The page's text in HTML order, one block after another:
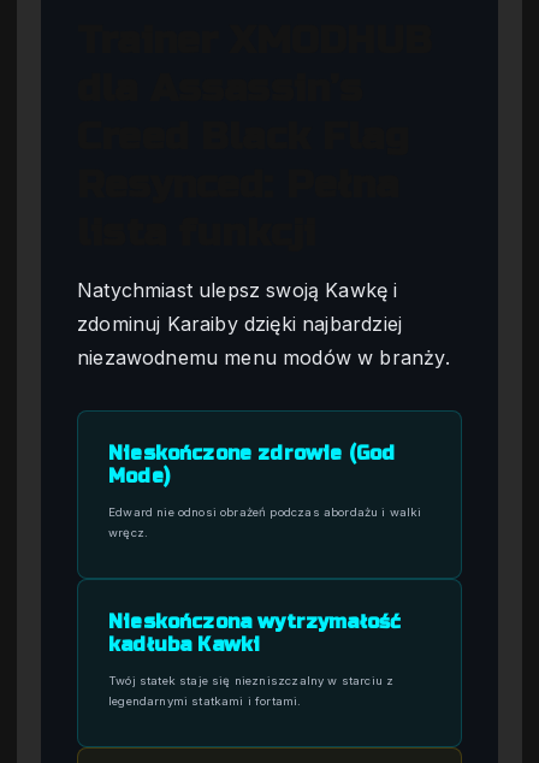
Natychmiast ulepsz swoją Kawkę i
zdominuj Karaiby dzięki najbardziej
niezawodnemu menu modów w branży.
Nieskończone zdrowie (God
Mode)
Edward nie odnosi obrażeń podczas abordażu i walki
wręcz.
Nieskończona wytrzymałość
kadłuba Kawki
Twój statek staje się niezniszczalny w starciu z
legendarnymi statkami i fortami.